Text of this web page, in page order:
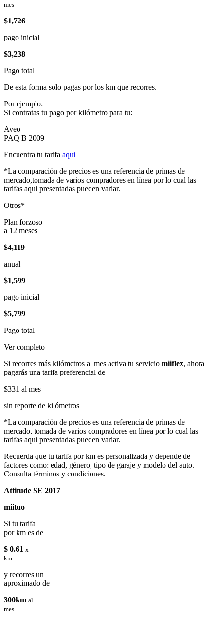
mes
$1,726
pago inicial
$3,238
Pago total
De esta forma solo pagas por los km que recorres.
Por ejemplo:
Si contratas tu pago por kilómetro para tu:
Aveo
PAQ B 2009
Encuentra tu tarifa aqui
*La comparación de precios es una referencia de primas de
mercado,tomada de varios compradores en línea por lo cual las
tarifas aqui presentadas pueden variar.
Otros*
Plan forzoso
a 12 meses
$4,119
anual
$1,599
pago inicial
$5,799
Pago total
Ver completo
Si recorres más kilómetros al mes activa tu servicio miiflex, ahora
pagarás una tarifa preferencial de
$331 al mes
sin reporte de kilómetros
*La comparación de precios es una referencia de primas de
mercado, tomada de varios compradores en línea por lo cual las
tarifas aqui presentadas pueden variar.
Recuerda que tu tarifa por km es personalizada y depende de
factores como: edad, género, tipo de garaje y modelo del auto.
Consulta términos y condiciones.
Attitude SE 2017
miituo
Si tu tarifa
por km es de
$ 0.61 x
km
y recorres un
aproximado de
300km al
mes